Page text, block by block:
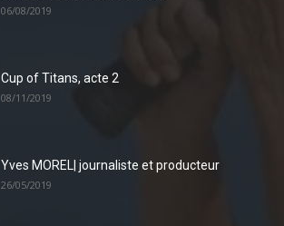
06/08/2019
Cup of Titans, acte 2
08/11/2019
Yves MOREL| journaliste et producteur
26/05/2019